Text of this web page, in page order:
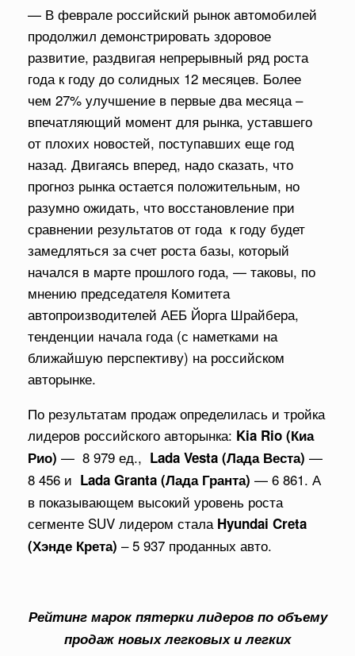
— В феврале российский рынок автомобилей
продолжил демонстрировать здоровое
развитие, раздвигая непрерывный ряд роста
года к году до солидных 12 месяцев. Более
чем 27% улучшение в первые два месяца –
впечатляющий момент для рынка, уставшего
от плохих новостей, поступавших еще год
назад. Двигаясь вперед, надо сказать, что
прогноз рынка остается положительным, но
разумно ожидать, что восстановление при
сравнении результатов от года к году будет
замедляться за счет роста базы, который
начался в марте прошлого года, — таковы, по
мнению председателя Комитета
автопроизводителей АЕБ Йорга Шрайбера,
тенденции начала года (с наметками на
ближайшую перспективу) на российском
авторынке.
По результатам продаж определилась и тройка
лидеров российского авторынка: Kia Rio (Киа
Рио) — 8 979 ед., Lada Vesta (Лада Веста) —
8 456 и Lada Granta (Лада Гранта) — 6 861. А
в показывающем высокий уровень роста
сегменте SUV лидером стала Hyundai Creta
(Хэнде Крета) – 5 937 проданных авто.
Рейтинг марок пятерки лидеров по объему
продаж новых легковых и легких